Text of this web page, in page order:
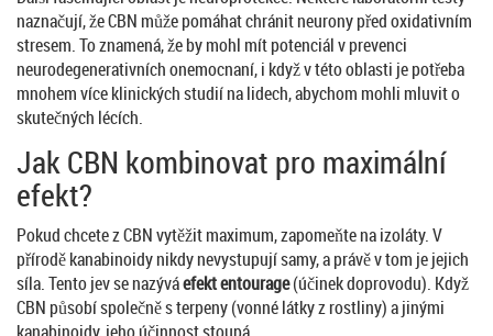
naznačují, že CBN může pomáhat chránit neurony před oxidativním
stresem. To znamená, že by mohl mít potenciál v prevenci
neurodegenerativních onemocnaní, i když v této oblasti je potřeba
mnohem více klinických studií na lidech, abychom mohli mluvit o
skutečných lécích.
Jak CBN kombinovat pro maximální
efekt?
Pokud chcete z CBN vytěžit maximum, zapomeňte na izoláty. V
přírodě kanabinoidy nikdy nevystupují samy, a právě v tom je jejich
síla. Tento jev se nazýváefekt entourage(účinek doprovodu). Když
CBN působí společně s terpeny (vonné látky z rostliny) a jinými